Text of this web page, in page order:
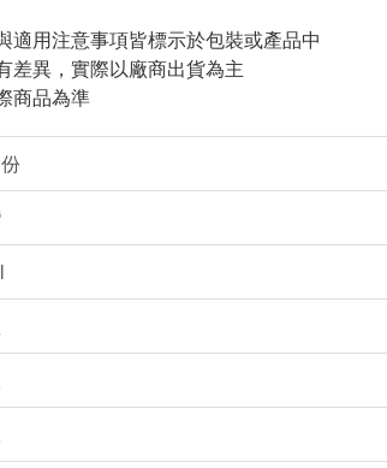
適用注意事項皆標示於包裝或產品中
差異，實際以廠商出貨為主
商品為準